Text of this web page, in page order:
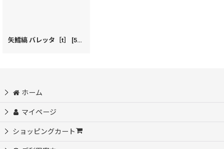
矢鱈縞 バレッタ［t］ [55640
ホーム
マイページ
ショッピングカート